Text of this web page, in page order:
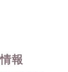
報